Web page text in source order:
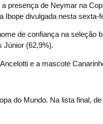
presença de Neymar na
Ibope divulgada nesta sexta-
de confiança na seleção
Júnior (62,9%).
e a mascote
do Mundo. Na lista final,